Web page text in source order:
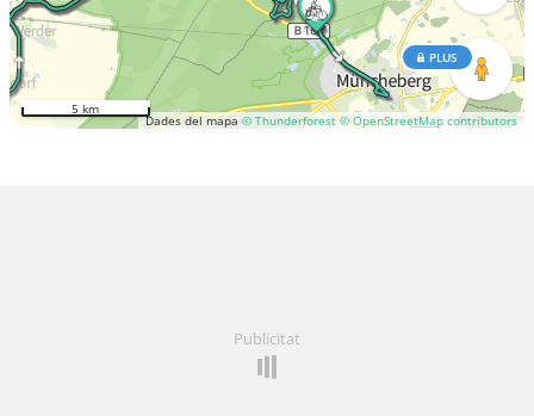
Dades del mapa © Thunderforest © OpenStreetMap contributors
PLUS
5 km
Publicitat